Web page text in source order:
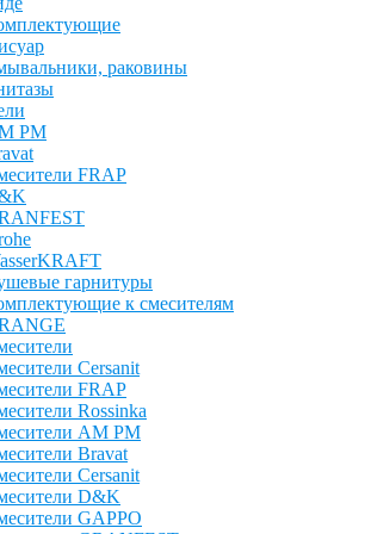
раковины
PM
FRAP
гарнитуры
к смесителям
Cersanit
FRAP
Rossinka
AM PM
Bravat
Cersanit
D&K
GAPPO